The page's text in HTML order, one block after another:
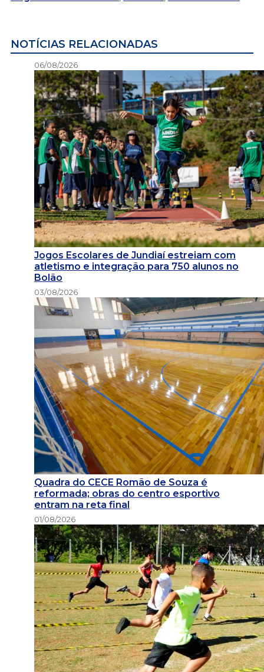
NOTÍCIAS RELACIONADAS
06/08/2026
Jogos Escolares de Jundiaí estreiam com
atletismo e integração para 750 alunos no
Bolão
03/08/2026
Quadra do CECE Romão de Souza é
reformada; obras do centro esportivo
entram na reta final
01/08/2026